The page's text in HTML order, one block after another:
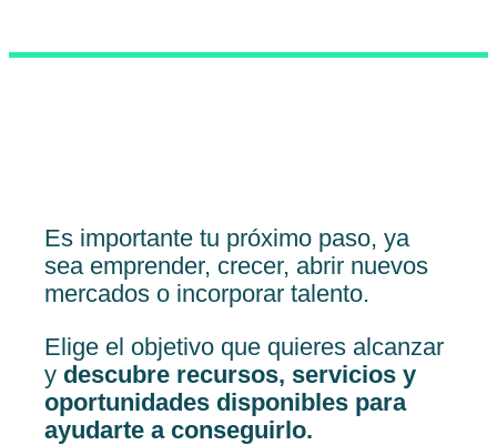
Es importante tu próximo paso, ya
sea emprender, crecer, abrir nuevos
mercados o incorporar talento.
Elige el objetivo que quieres alcanzar
y descubre recursos, servicios y
oportunidades disponibles para
ayudarte a conseguirlo.